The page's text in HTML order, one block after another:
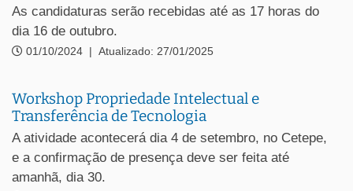
As candidaturas serão recebidas até as 17 horas do
dia 16 de outubro.
01/10/2024 Atualizado: 27/01/2025
Workshop Propriedade Intelectual e
Transferência de Tecnologia
A atividade acontecerá dia 4 de setembro, no Cetepe,
e a confirmação de presença deve ser feita até
amanhã, dia 30.